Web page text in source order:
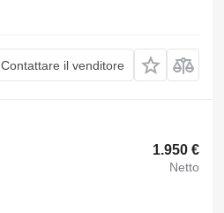
Contattare il venditore
1.950 €
Netto